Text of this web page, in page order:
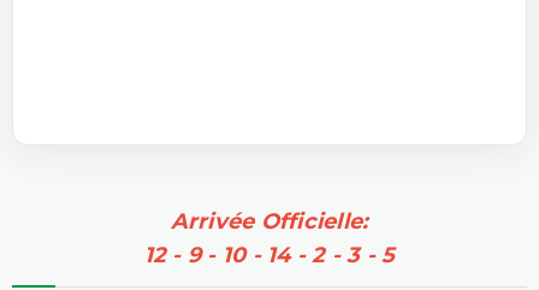
Arrivée Officielle:
12 - 9 - 10 - 14 - 2 - 3 - 5